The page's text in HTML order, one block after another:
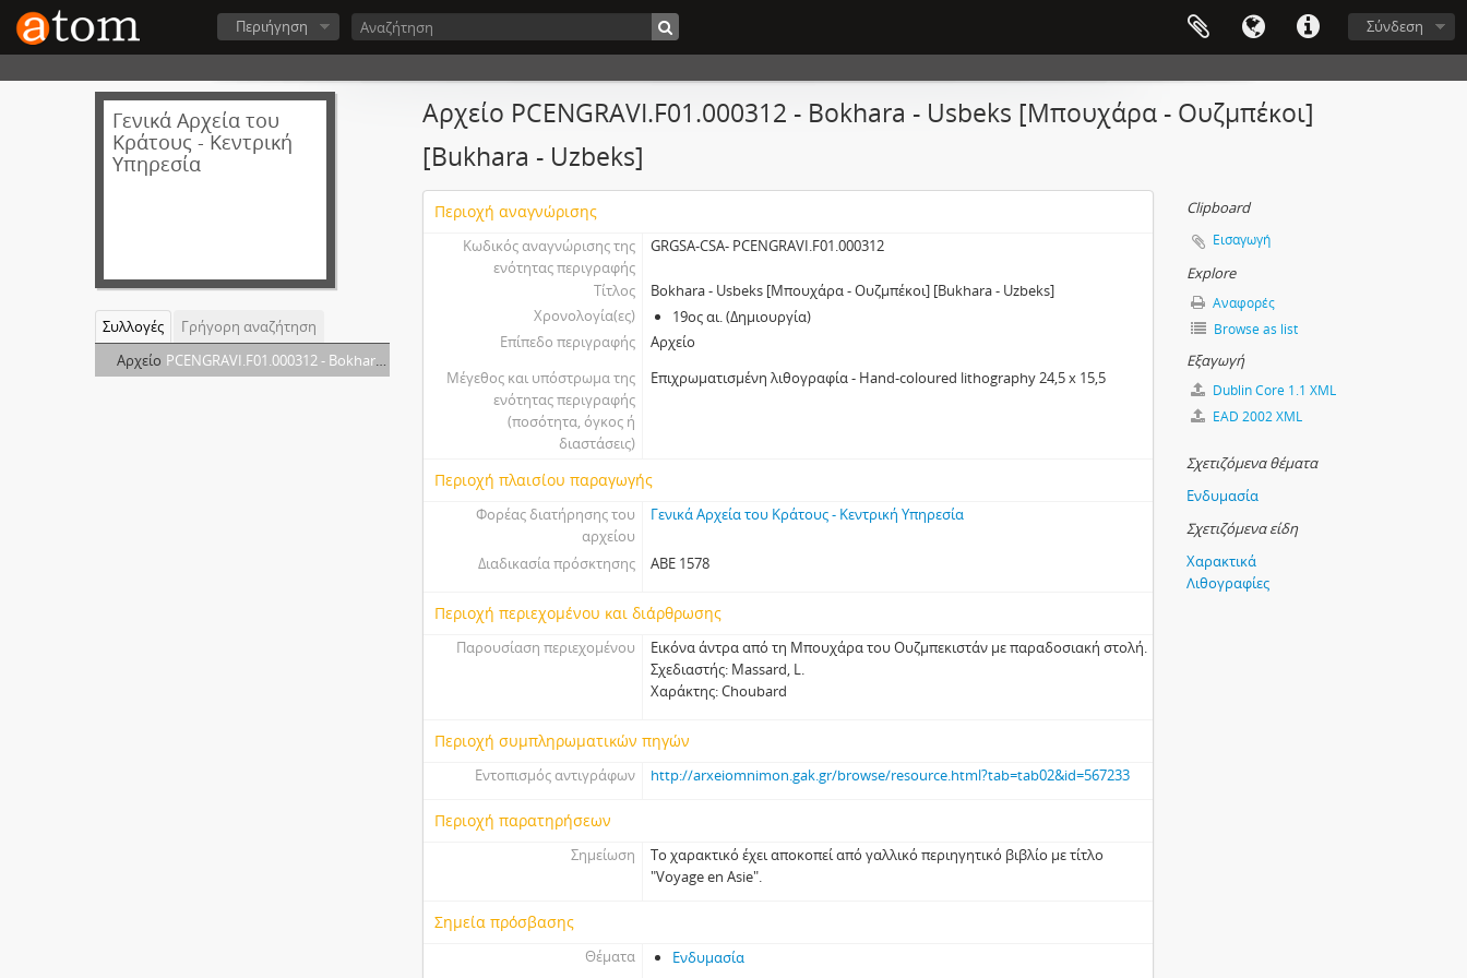
Σύνδεση
Περιήγηση
Γενικά Αρχεία του
Κράτους - Κεντρική
Υπηρεσία
Συλλογές
Γρήγορη αναζήτηση
Αρχείο PCENGRAVI.F01.000312 - Bokhara - Usbeks [Μπουχάρα - Ουζμπέκοι] [Bukhara - Uzbeks]
Αρχείο PCENGRAVI.F01.000312 - Bokhara - Usbeks [Μπουχάρα - Ουζμπέκοι]
[Bukhara - Uzbeks]
Περιοχή αναγνώρισης
Κωδικός αναγνώρισης της
ενότητας περιγραφής
GRGSA-CSA- PCENGRAVI.F01.000312
Τίτλος
Bokhara - Usbeks [Μπουχάρα - Ουζμπέκοι] [Bukhara - Uzbeks]
Χρονολογία(ες)
19ος αι. (Δημιουργία)
Επίπεδο περιγραφής
Αρχείο
Μέγεθος και υπόστρωμα της
ενότητας περιγραφής
(ποσότητα, όγκος ή
διαστάσεις)
Επιχρωματισμένη λιθογραφία - Hand-coloured lithography 24,5 x 15,5
Περιοχή πλαισίου παραγωγής
Φορέας διατήρησης του
αρχείου
Γενικά Αρχεία του Κράτους - Κεντρική Υπηρεσία
Διαδικασία πρόσκτησης ΑΒΕ 1578
Περιοχή περιεχομένου και διάρθρωσης
Παρουσίαση περιεχομένου
Εικόνα άντρα από τη Μπουχάρα του Ουζμπεκιστάν με παραδοσιακή στολή.
Σχεδιαστής: Massard, L.
Χαράκτης: Choubard
Περιοχή συμπληρωματικών πηγών
Εντοπισμός αντιγράφων http://arxeiomnimon.gak.gr/browse/resource.html?tab=tab02&id=567233
Περιοχή παρατηρήσεων
Σημείωση
Το χαρακτικό έχει αποκοπεί από γαλλικό περιηγητικό βιβλίο με τίτλο
"Voyage en Asie".
Σημεία πρόσβασης
Θέματα
Ενδυμασία
Clipboard
Εισαγωγή
Explore
Αναφορές
Browse as list
Εξαγωγή
Dublin Core 1.1 XML
EAD 2002 XML
Σχετιζόμενα θέματα
Ενδυμασία
Σχετιζόμενα είδη
Χαρακτικά
Λιθογραφίες